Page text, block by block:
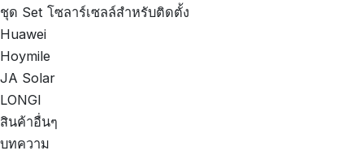
ชุด Set โซลาร์เซลล์สำหรับติดตั้ง
Huawei
Hoymile
JA Solar
LONGI
สินค้าอื่นๆ
บทความ